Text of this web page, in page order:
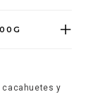
cacahuetes y